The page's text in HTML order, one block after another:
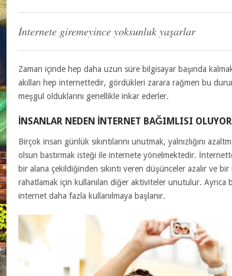
İnternete giremeyince yoksunluk yaşarlar
Zaman içinde hep daha uzun süre bilgisayar başında
akılları hep internettedir, gördükleri zarara rağmen bu
meşgul olduklarını genellikle inkar ederler.
İNSANLAR NEDEN INTERNET BAĞIMLISI
Birçok insan günlük sıkıntılarını unutmak, yalnızlığını
olsun bastırmak isteği ile internete yönelmektedir.
bir alana çekildiğinden sıkıntı veren düşünceler azalır ve
rahatlamak için kullanılan diğer aktiviteler unutulur. Ayrıca
internet daha fazla kullanılmaya başlanır.